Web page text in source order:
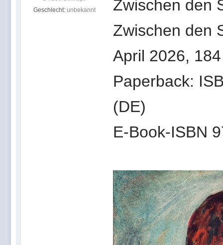
Geschlecht: unbekannt
Zwischen den
Zwischen den
April 2026,
Paperback:
(DE)
E-Book-ISBN